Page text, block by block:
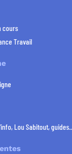
cours
Travail
Lou Sabitout,